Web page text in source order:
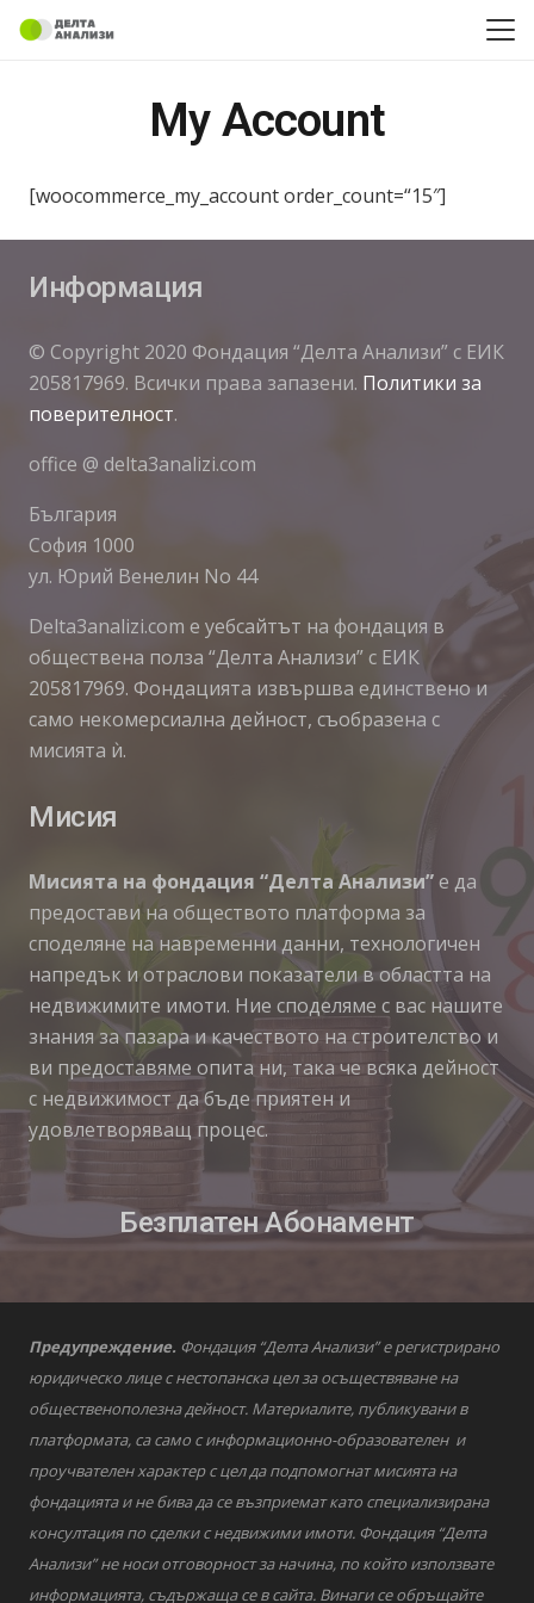
My Account
[woocommerce_my_account order_count=“15″]
Информация
© Copyright 2020 Фондация “Делта Анализи” с ЕИК
205817969. Всички права запазени. Политики за
поверителност.
office @ delta3analizi.com
България
София 1000
ул. Юрий Венелин No 44
Delta3analizi.com e уебсайтът на фондация в
обществена полза “Делта Анализи” с ЕИК
205817969. Фондацията извършва единствено и
само некомерсиална дейност, съобразена с
мисията ѝ.
Мисия
Мисията на фондация “Делта Анализи”е да
предостави на обществото платформа за
споделяне на навременни данни, технологичен
напредък и отраслови показатели в областта на
недвижимите имоти. Ние споделяме с вас нашите
знания за пазара и качеството на строителство и
ви предоставяме опита ни, така че всяка дейност
с недвижимост да бъде приятен и
удовлетворяващ процес.
Безплатен Абонамент
Предупреждение. Фондация “Делта Анализи” е регистрирано
юридическо лице с нестопанска цел за осъществяване на
общественополезна дейност. Материалите, публикувани в
платформата, са само с информационно-образователен и
проучвателен характер с цел да подпомогнат мисията на
фондацията и не бива да се възприемат като специализирана
консултация по сделки с недвижими имоти. Фондация “Делта
Анализи” не носи отговорност за начина, по който използвате
информацията, съдържаща се в сайта. Винаги се обръщайте